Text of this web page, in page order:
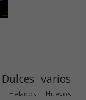
Dulces varios
Helados Huevos